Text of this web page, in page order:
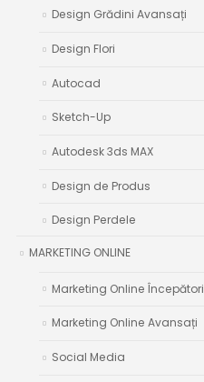
Design Grădini Avansați
Design Flori
Autocad
Sketch-Up
Autodesk 3ds MAX
Design de Produs
Design Perdele
MARKETING ONLINE
Marketing Online Începători
Marketing Online Avansați
Social Media